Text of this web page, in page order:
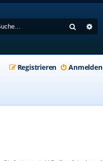
Suche
Anmelden
Registrieren